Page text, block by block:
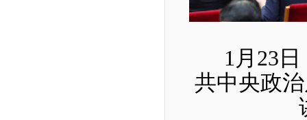
1 月 23
共中央政